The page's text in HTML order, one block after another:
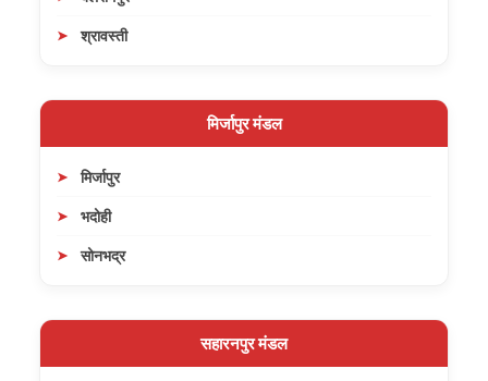
श्रावस्ती
मिर्जापुर मंडल
मिर्जापुर
भदोही
सोनभद्र
सहारनपुर मंडल